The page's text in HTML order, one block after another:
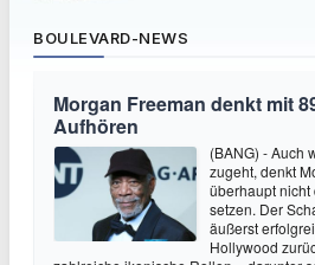
BOULEVARD-NEWS
Morgan Freeman denkt mit
Aufhören
(BANG) - Auch
zugeht, denkt
überhaupt nicht
setzen. Der
äußerst
Hollywood